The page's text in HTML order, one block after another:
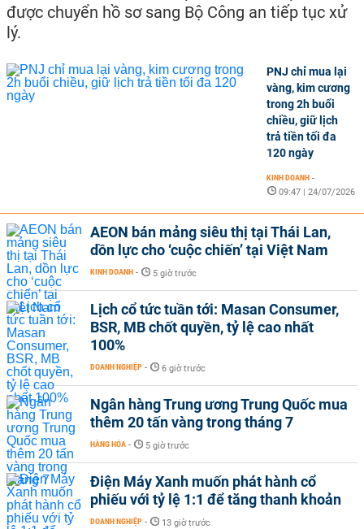
được chuyển hồ sơ sang Bộ Công an tiếp tục xử
lý.
PNJ chỉ mua lại
vàng, kim cương
trong 2h buổi
chiều, giữ lịch
trả tiền tối đa
120 ngày
KINH DOANH -
09:47 | 24/07/2026
AEON bán mảng siêu thị tại Thái Lan,
dồn lực cho ‘cuộc chiến’ tại Việt Nam
KINH DOANH - 5 giờ trước
Lịch cổ tức tuần tới: Masan Consumer,
BSR, MB chốt quyền, tỷ lệ cao nhất
100%
DOANH NGHIỆP - 6 giờ trước
Ngân hàng Trung ương Trung Quốc mua
thêm 20 tấn vàng trong tháng 7
HÀNG HÓA - 5 giờ trước
Điện Máy Xanh muốn phát hành cổ
phiếu với tỷ lệ 1:1 để tăng thanh khoản
DOANH NGHIỆP - 13 giờ trước